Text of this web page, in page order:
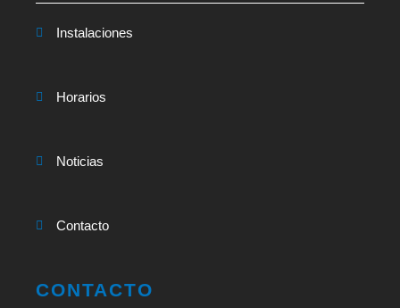
Instalaciones
Horarios
Noticias
Contacto
CONTACTO